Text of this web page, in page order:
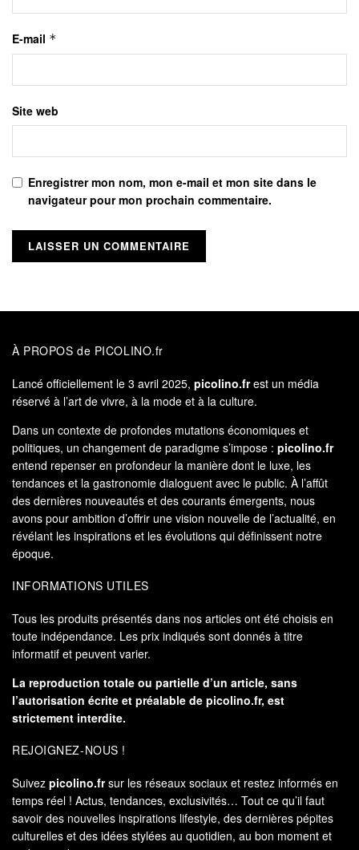
E-mail *
Site web
Enregistrer mon nom, mon e-mail et mon site dans le
navigateur pour mon prochain commentaire.
À PROPOS de PICOLINO.fr
Lancé officiellement le 3 avril 2025, picolino.frest un média
réservé à l’art de vivre, à la mode et à la culture.
Dans un contexte de profondes mutations économiques et
politiques, un changement de paradigme s’impose : picolino.fr
entend repenser en profondeur la manière dont le luxe, les
tendances et la gastronomie dialoguent avec le public. À l’affût
des dernières nouveautés et des courants émergents, nous
avons pour ambition d’offrir une vision nouvelle de l’actualité, en
révélant les inspirations et les évolutions qui définissent notre
époque.
INFORMATIONS UTILES
Tous les produits présentés dans nos articles ont été choisis en
toute indépendance. Les prix indiqués sont donnés à titre
informatif et peuvent varier.
La reproduction totale ou partielle d’un article, sans
l’autorisation écrite et préalable de picolino.fr, est
strictement interdite.
REJOIGNEZ-NOUS !
Suivez picolino.frsur les réseaux sociaux et restez informés en
temps réel ! Actus, tendances, exclusivités… Tout ce qu’il faut
savoir des nouvelles inspirations lifestyle, des dernières pépites
culturelles et des idées stylées au quotidien, au bon moment et